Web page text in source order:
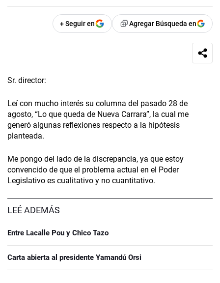
+ Seguir en Agregar Búsqueda en
Sr. director:
Leí con mucho interés su columna del pasado 28 de
agosto, “Lo que queda de Nueva Carrara”, la cual me
generó algunas reflexiones respecto a la hipótesis
planteada.
Me pongo del lado de la discrepancia, ya que estoy
convencido de que el problema actual en el Poder
Legislativo es cualitativo y no cuantitativo.
LEÉ ADEMÁS
Entre Lacalle Pou y Chico Tazo
Carta abierta al presidente Yamandú Orsi